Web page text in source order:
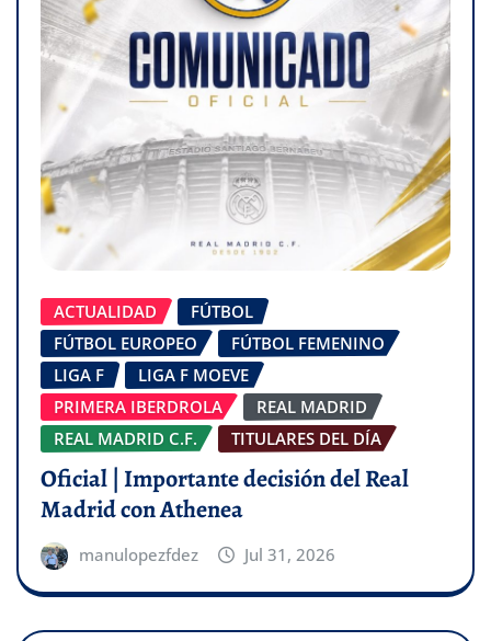
ACTUALIDAD
FÚTBOL
FÚTBOL EUROPEO
FÚTBOL FEMENINO
LIGA F
LIGA F MOEVE
PRIMERA IBERDROLA
REAL MADRID
REAL MADRID C.F.
TITULARES DEL DÍA
Oficial | Importante decisión del Real
Madrid con Athenea
manulopezfdez Jul 31, 2026